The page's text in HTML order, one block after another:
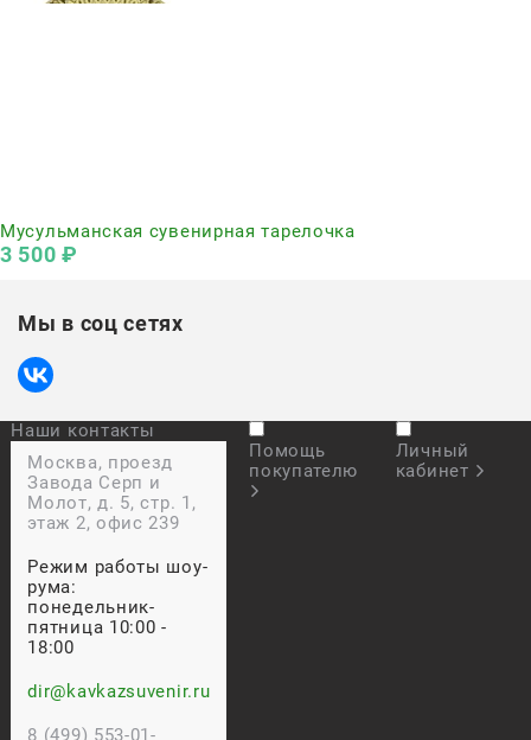
Мусульманская сувенирная тарелочка
3 500 ₽
Мы в соц сетях
Наши контакты
Москва, проезд
Завода Серп и
Молот, д. 5, стр. 1,
этаж 2, офис 239
Режим работы шоу-
рума:
понедельник-
пятница 10:00 -
18:00
dir@kavkazsuvenir.ru
8 (499) 553-01-
Помощь
покупателю
Личный
кабинет